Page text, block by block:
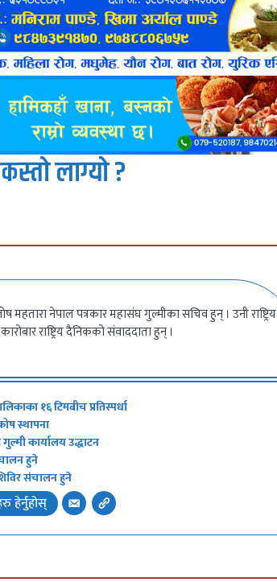
लाग्यो ?
नेपाल पत्रकार महासंघ गुल्मीका सचिव हुन् । उनी राष्ट्रिय
राष्ट्रिय दैनिकको संवाददाता हुन् ।
१६ टिमबीच प्रतिस्पर्धा
स्थापना
कार्यालय उद्धाटन
हुने
संचालन हुने
हेर्नुहोस्